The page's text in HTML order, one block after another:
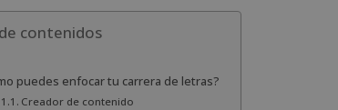
contenidos
puedes enfocar tu carrera de letras?
Creador de contenido